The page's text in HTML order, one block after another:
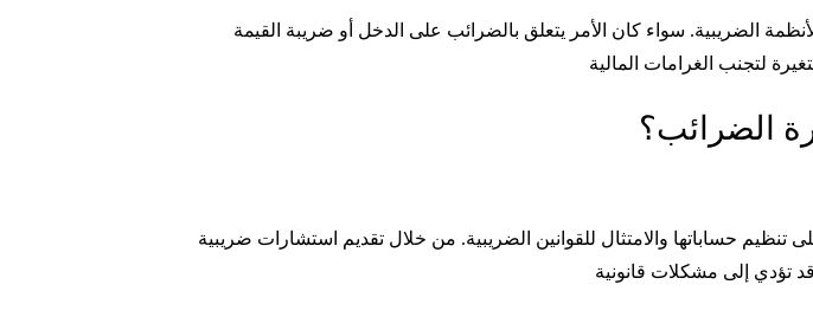
الضريبية. سواء كان الأمر يتعلق بالضرائب على الدخل أو ضريبة القيمة
الضرائب؟
حساباتها والامتثال للقوانين الضريبية. من خلال تقديم استشارات ضريبية